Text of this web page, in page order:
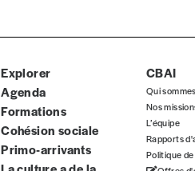
E-mail
Explorer
Agenda
Formations
Cohésion sociale
Primo-arrivants
CBAI
Qui
Nos
L’équipe
Rapports
Politique